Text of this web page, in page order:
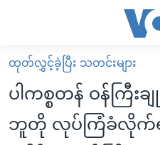
လွယ်ကူ
စေ
Link
မူလစာမျက်နှာ
မြန်မာ
ကမ္ဘာ့သတင်းများ
ထုတ်လွှင့်ခဲ့ပြီး သတင်းများ
ပါကစ္စတန် ဝန်ကြီး
ဘူတို လုပ်ကြံခံလိုက်ရ